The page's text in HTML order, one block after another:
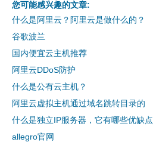
您可能感兴趣的文章:
什么是阿里云？阿里云是做什么的？
谷歌波兰
国内便宜云主机推荐
阿里云DDoS防护
什么是公有云主机？
阿里云虚拟主机通过域名跳转目录的
什么是独立IP服务器，它有哪些优缺点
allegro官网